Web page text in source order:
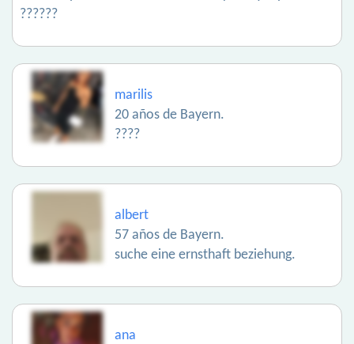
??????
marilis
20 años de Bayern.
????
albert
57 años de Bayern.
suche eine ernsthaft beziehung.
ana